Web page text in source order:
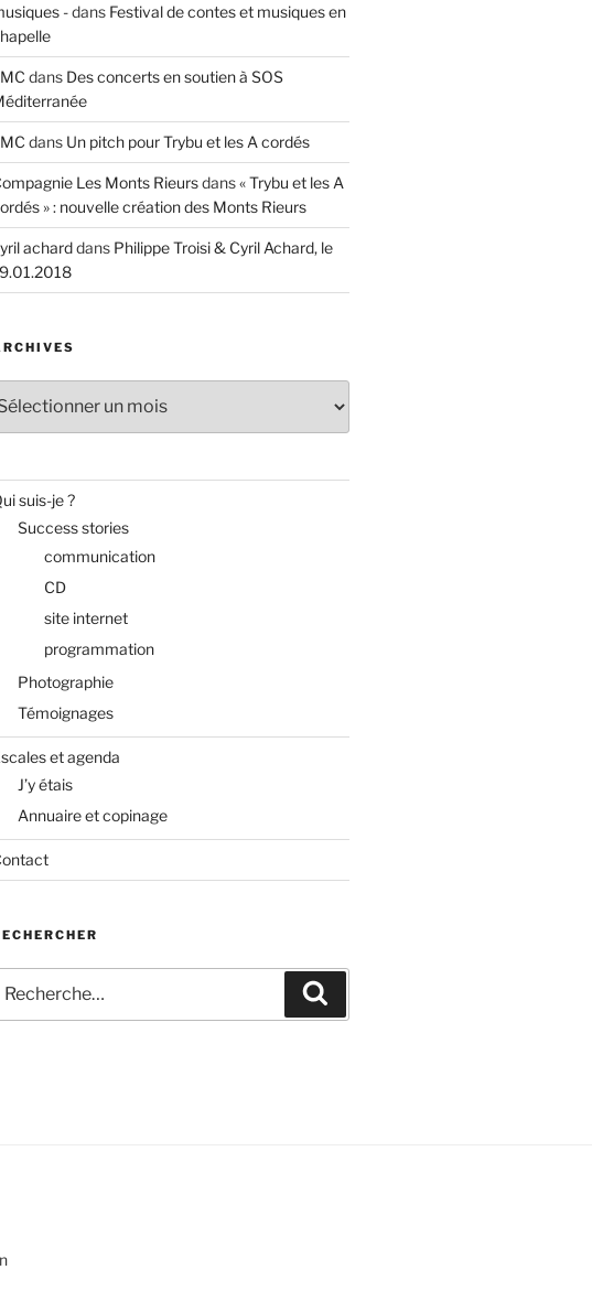
-dans Festival de contes et musiques en
dans Des concerts en soutien à SOS
dans Un pitch pour Trybu et les A cordés
Les Monts Rieursdans« Trybu et les A
» : nouvelle création des Monts Rieurs
acharddans Philippe Troisi & Cyril Achard, le
suis-je ?
Success stories
communication
CD
site internet
programmation
Photographie
Témoignages
et agenda
J’y étais
Annuaire et copinage
pour